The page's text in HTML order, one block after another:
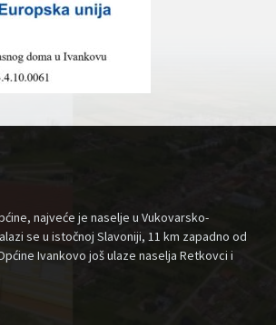
najveće je naselje u Vukovarsko-
se u istočnoj Slavoniji, 11 km zapadno od
Ivankovo još ulaze naselja Retkovci i